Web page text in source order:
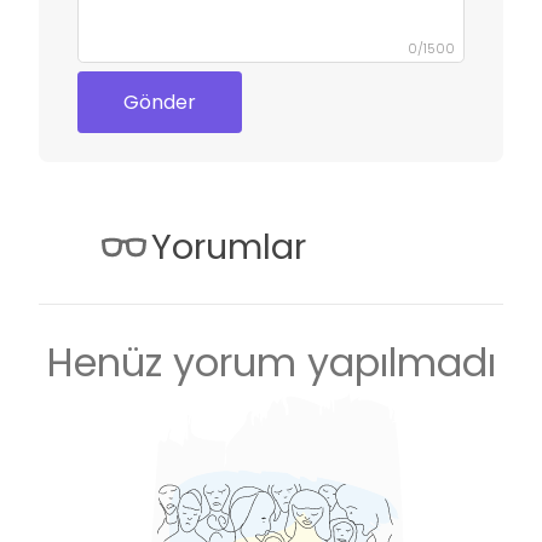
0/1500
Gönder
Yorumlar
Henüz yorum yapılmadı